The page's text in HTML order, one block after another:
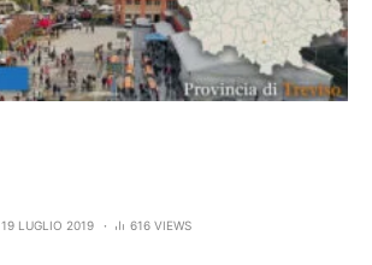
19 LUGLIO 2019 616 VIEWS